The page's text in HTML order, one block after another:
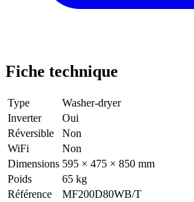
Fiche technique
Type
Washer-dryer
Inverter
Oui
Réversible
Non
WiFi
Non
Dimensions 595 × 475 × 850 mm
Poids
65 kg
Référence
MF200D80WB/T